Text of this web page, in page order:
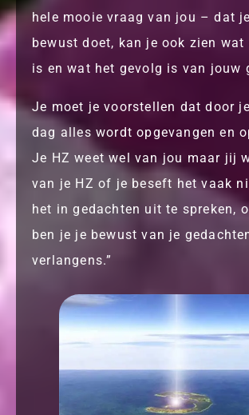
hele mooie vraag van jou – dat
bewust doet, kan je ook zien wat
is en wat het gevolg is van jouw
Je moet je voorstellen dat door
dag alles wordt opgevangen en
Je HZ weet wel van jou maar jij
van je HZ of je beseft het vaak
het in gedachten uit te spreken,
ben je je bewust van je
verlangens.”